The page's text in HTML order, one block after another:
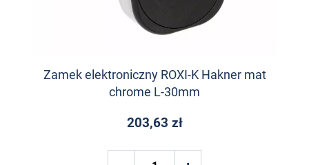
Zamek elektroniczny ROXI-K Hakner mat
chrome L-30mm
203,63 zł